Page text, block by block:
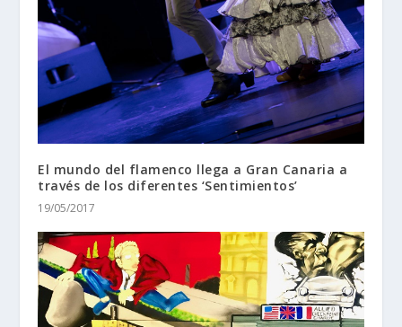
El mundo del flamenco llega a Gran Canaria a
través de los diferentes ‘Sentimientos’
19/05/2017